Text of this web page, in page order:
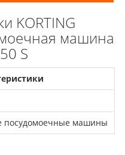
KORTING
машина
S
посудомоечные машины